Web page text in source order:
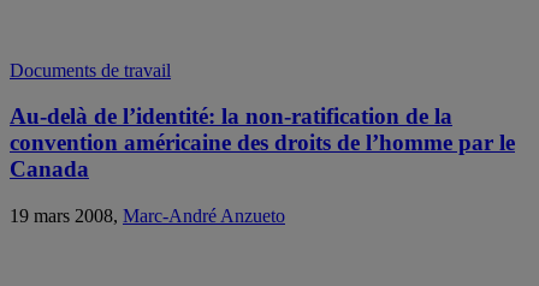
Documents de travail
Au-delà de l’identité: la non-ratification de la
convention américaine des droits de l’homme par le
Canada
19 mars 2008, Marc-André Anzueto